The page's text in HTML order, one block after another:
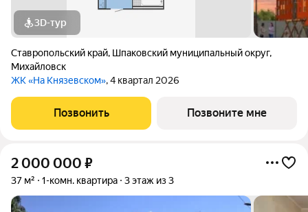
3D-тур
Ставропольский край, Шпаковский муниципальный округ,
Михайловск
ЖК «На Князевском», 4 квартал 2026
Позвонить Позвоните мне
2 000 000 ₽
37 м² 1-комн. квартира 3 этаж из 3